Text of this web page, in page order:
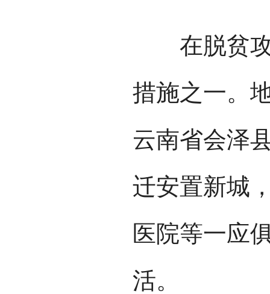
在脱贫攻
措施之一。
云南省会泽
迁安置新城
医院等一应
活。